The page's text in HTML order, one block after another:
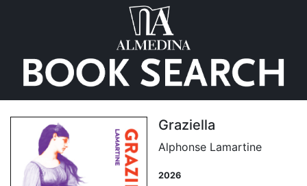
Graziella
Alphonse Lamartine
2026